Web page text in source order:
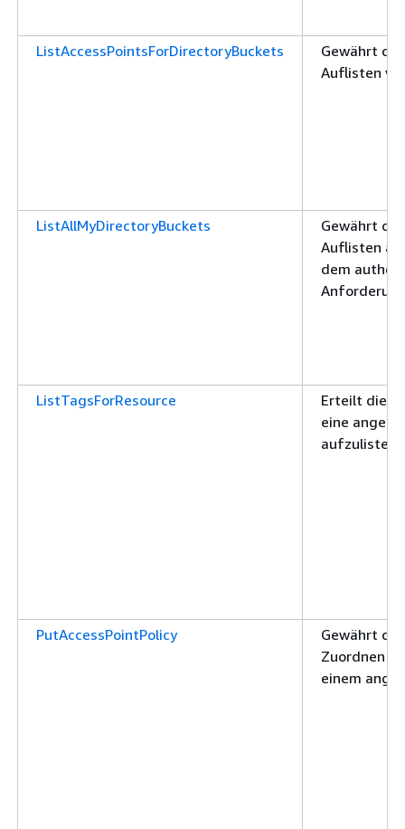
ListAccessPointsForDirectoryBuckets
Gewährt
Auflisten
ListAllMyDirectoryBuckets
Gewährt
Auflisten
dem
ListTagsForResource
Erteilt die
eine
aufzulisten
PutAccessPointPolicy
Gewährt
Zuordnen
einem